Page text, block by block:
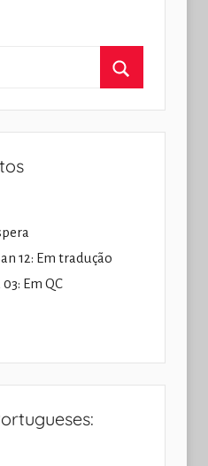
12: Em tradução
Em QC